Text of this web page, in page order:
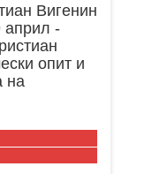
Вигенин
април -
опит и
на